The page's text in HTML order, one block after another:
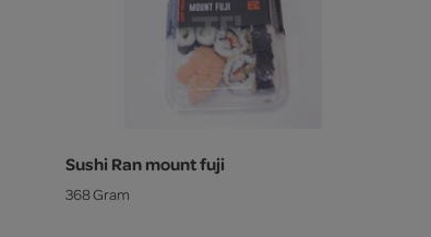
Sushi Ran mount fuji
368 Gram